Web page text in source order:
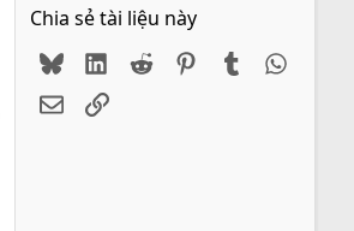
Chia sẻ tài liệu này
BlueskyLinkedIn
Reddit PinterestTumblr
EmailLink